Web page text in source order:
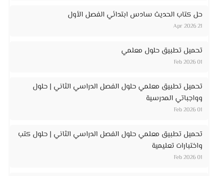
حل كتاب الحديث سادس ابتدائي الفصل الأول
21 Apr 2026
تحميل تطبيق حلول معلمي
01 Feb 2026
تحميل تطبيق معلمي حلول الفصل الدراسي الثاني | حلول
وواجباتي المدرسية
01 Feb 2026
تحميل تطبيق معلمي حلول الفصل الدراسي الثاني | حلول كتب
واختبارات تعليمية
01 Feb 2026